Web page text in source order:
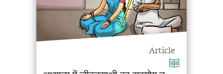
Article